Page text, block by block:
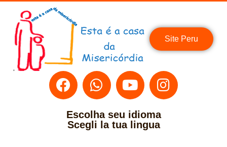
Site Peru
Escolha seu idioma
Scegli la tua lingua